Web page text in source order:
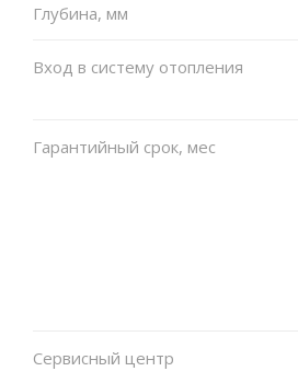
Глубина, мм
Вход в систему отопления
Гарантийный срок, мес
Сервисный центр